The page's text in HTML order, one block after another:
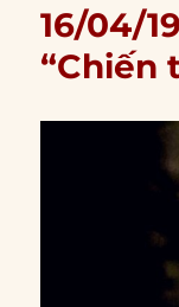
16/04/
“Chiến